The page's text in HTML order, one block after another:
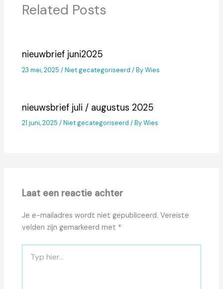
Related Posts
nieuwbrief juni2025
23 mei, 2025/Niet gecategoriseerd / ByWies
nieuwsbrief juli / augustus 2025
21 juni, 2025/Niet gecategoriseerd / ByWies
Laat een reactie achter
Je e-mailadres wordt niet gepubliceerd. Vereiste
velden zijn gemarkeerd met *
hier...